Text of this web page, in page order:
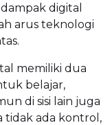
digital
arus teknologi
memiliki dua
belajar,
di sisi lain juga
tidak ada kontrol,